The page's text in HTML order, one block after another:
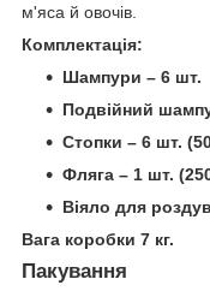
м'яса й овочів.
Комплектація:
Шампури – 6 шт.
Подвійний
Стопки – 6 шт.
Фляга – 1 шт.
Віяло для
Вага коробки 7 кг.
Пакування